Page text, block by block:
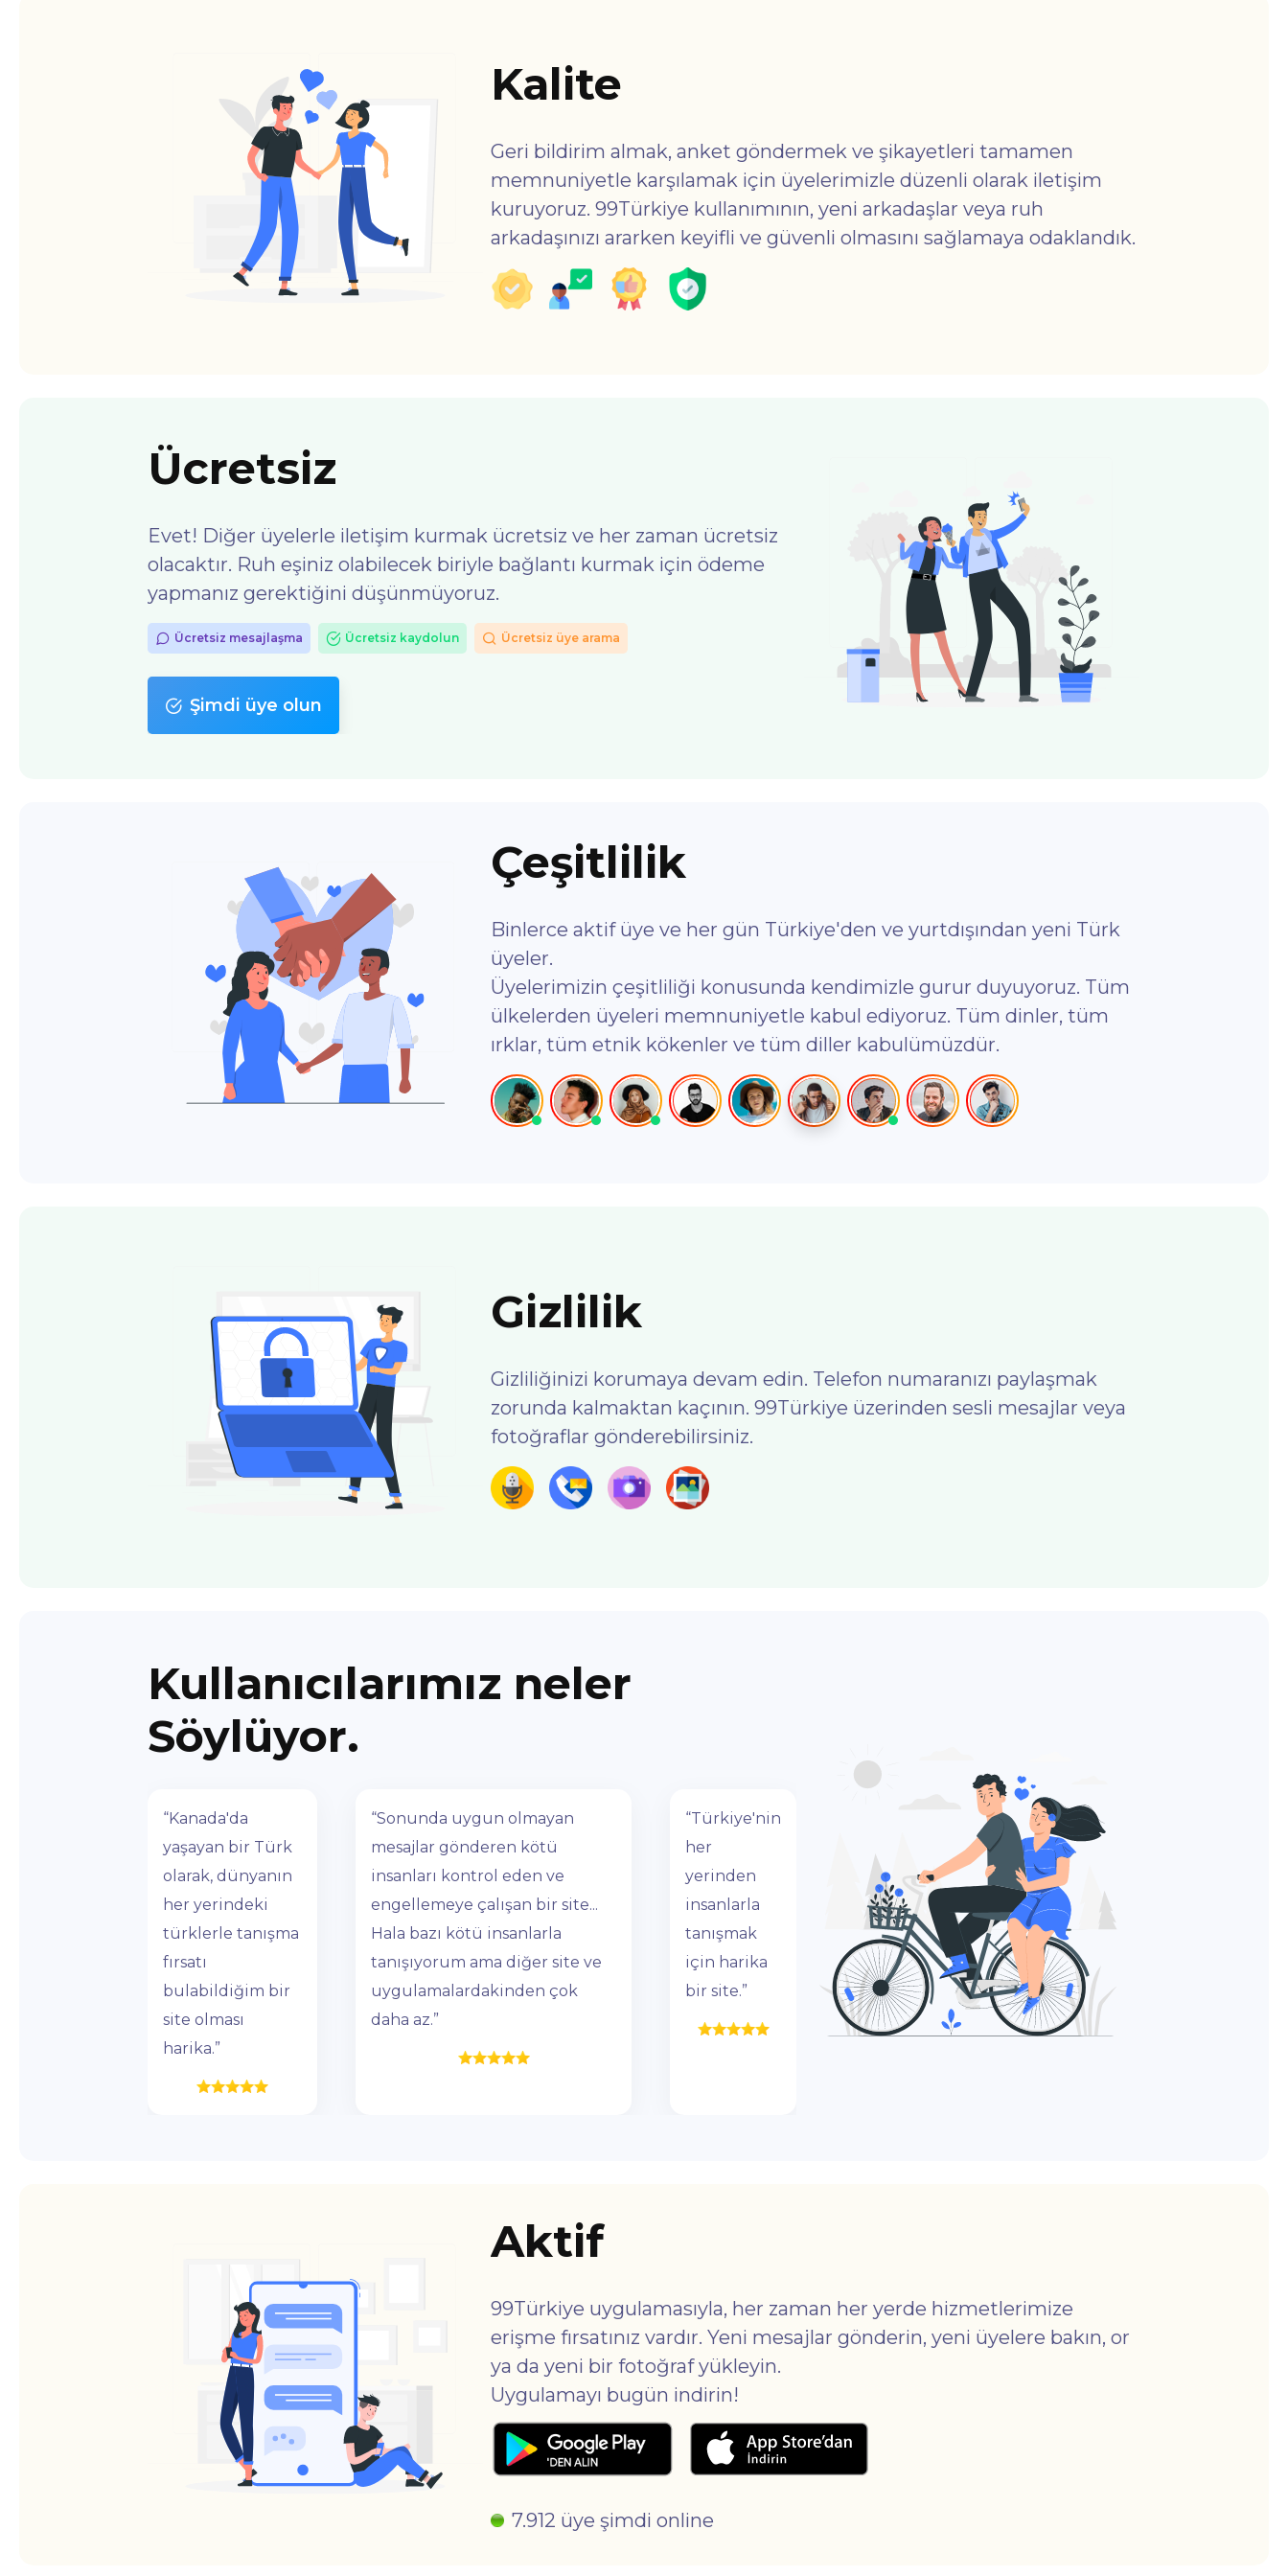
Kalite
Geri bildirim almak, anket göndermek ve şikayetleri tamamen
memnuniyetle karşılamak için üyelerimizle düzenli olarak iletişim
kuruyoruz. 99Türkiye kullanımının, yeni arkadaşlar veya ruh
arkadaşınızı ararken keyifli ve güvenli olmasını sağlamaya odaklandık.
Ücretsiz
Evet! Diğer üyelerle iletişim kurmak ücretsiz ve her zaman ücretsiz
olacaktır. Ruh eşiniz olabilecek biriyle bağlantı kurmak için ödeme
yapmanız gerektiğini düşünmüyoruz.
Ücretsiz mesajlaşma Ücretsiz kaydolun Ücretsiz üye arama
Şimdi üye olun
Çeşitlilik
Binlerce aktif üye ve her gün Türkiye'den ve yurtdışından yeni Türk
üyeler.
Üyelerimizin çeşitliliği konusunda kendimizle gurur duyuyoruz. Tüm
ülkelerden üyeleri memnuniyetle kabul ediyoruz. Tüm dinler, tüm
ırklar, tüm etnik kökenler ve tüm diller kabulümüzdür.
Gizlilik
Gizliliğinizi korumaya devam edin. Telefon numaranızı paylaşmak
zorunda kalmaktan kaçının. 99Türkiye üzerinden sesli mesajlar veya
fotoğraflar gönderebilirsiniz.
Kullanıcılarımız neler
Söylüyor.
“Kanada'da
yaşayan bir Türk
olarak, dünyanın
her yerindeki
türklerle tanışma
fırsatı
bulabildiğim bir
site olması
harika.”
“Sonunda uygun olmayan
mesajlar gönderen kötü
insanları kontrol eden ve
engellemeye çalışan bir site...
Hala bazı kötü insanlarla
tanışıyorum ama diğer site ve
uygulamalardakinden çok
daha az.”
“Türkiye'nin
her
yerinden
insanlarla
tanışmak
için harika
bir site.”
Aktif
99Türkiye uygulamasıyla, her zaman her yerde hizmetlerimize
erişme fırsatınız vardır. Yeni mesajlar gönderin, yeni üyelere bakın, or
ya da yeni bir fotoğraf yükleyin.
Uygulamayı bugün indirin!
7.912 üye şimdi online